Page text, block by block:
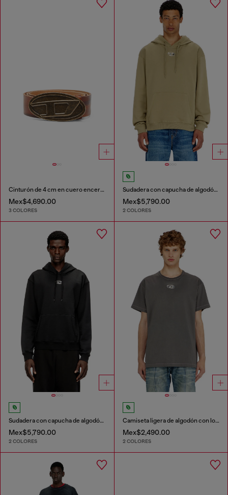
Cinturón de 4 cm en cuero encerado
Mex$4,690.00
3 COLORES
Sudadera con capucha de algodón con Oval D metálico.
Mex$5,790.00
2 COLORES
Sudadera con capucha de algodón con Oval D metálico.
Mex$5,790.00
2 COLORES
Camiseta ligera de algodón con logotipo Oval D metálico
Mex$2,490.00
2 COLORES